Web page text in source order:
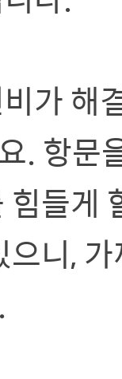
가 해
. 항문
들게
으니,